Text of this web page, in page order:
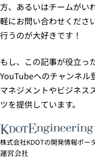
方、あるいはチームがい
軽にお問い合わせくださ
行うのが大好きです！
もし、この記事が役立っ
YouTubeへのチャンネル
マネジメントやビジネス
ツを提供しています。
株式会社KDOTの開発情報ポー
運営会社